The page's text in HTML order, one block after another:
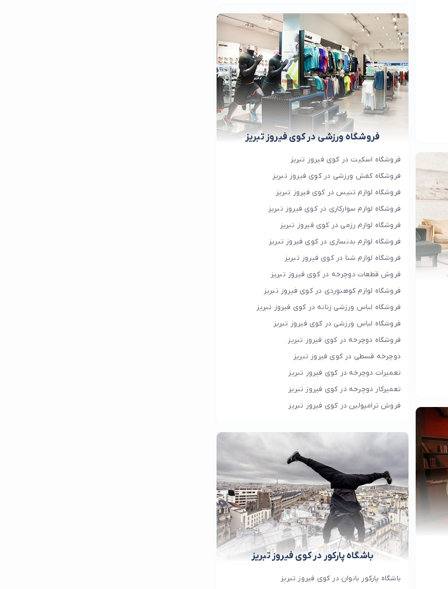
فروشگاه ورزشی در کوی فیروز تبریز
فروشگاه اسکیت در کوی فیروز تبریز
فروشگاه کفش ورزشی در کوی فیروز تبریز
فروشگاه لوازم تنیس در کوی فیروز تبریز
فروشگاه لوازم سوارکاری در کوی فیروز تبریز
فروشگاه لوازم رزمی در کوی فیروز تبریز
فروشگاه لوازم بدنسازی در کوی فیروز تبریز
فروشگاه لوازم شنا در کوی فیروز تبریز
فروش قطعات دوچرخه در کوی فیروز تبریز
فروشگاه لوازم کوهنوردی در کوی فیروز تبریز
فروشگاه لباس ورزشی زنانه در کوی فیروز تبریز
فروشگاه لباس ورزشی در کوی فیروز تبریز
فروشگاه دوچرخه در کوی فیروز تبریز
دوچرخه قسطی در کوی فیروز تبریز
تعمیرات دوچرخه در کوی فیروز تبریز
تعمیرکار دوچرخه در کوی فیروز تبریز
فروش ترامپولین در کوی فیروز تبریز
باشگاه پارکور در کوی فیروز تبریز
باشگاه پارکور بانوان در کوی فیروز تبریز